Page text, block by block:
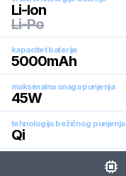
Li-Ion
Li-Po
kapacitet baterije
5000mAh
maksimalna snaga punjenja
45W
tehnologija bežičnog punjenja
Qi